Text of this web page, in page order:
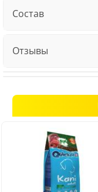
Состав
Отзывы